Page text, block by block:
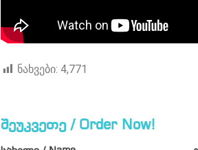
ნახვები: 4,771
შეუკვეთე / Order Now!